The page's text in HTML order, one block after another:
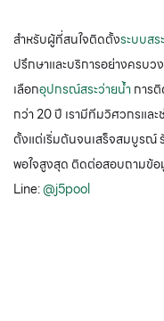
สำหรับผู้ที่สนใจติดตั้งระบบสร
ปรึกษาและบริการอย่างครบ
เลือกอุปกรณ์สระว่ายน้ำการ
กว่า 20 ปี เรามีทีมวิศวกรแล
ตั้งแต่เริ่มต้นจนเสร็จสมบูรณ์
พอใจสูงสุด ติดต่อสอบถามข้อ
Line:@j5pool